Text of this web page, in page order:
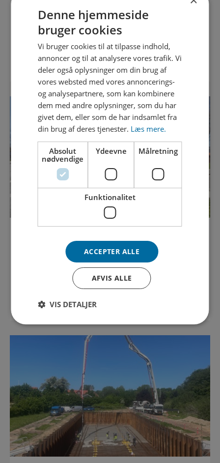
Grethe er tæt på målet som teknisk designer, og hun
har netop fået en forsmag på svendeprøven
Læs nyhed
Kunderne vender tommelfingeren opad til Vejle
Denne hjemmeside
bruger cookies
Vi bruger cookies til at tilpasse indhold,
annoncer og til at analysere vores trafik. Vi
deler også oplysninger om din brug af
vores websted med vores annoncerings-
og analysepartnere, som kan kombinere
dem med andre oplysninger, som du har
givet dem, eller som de har indsamlet fra
din brug af deres tjenester. Læs mere.
Absolut
nødvendige
Ydeevne Målretning
Funktionalitet
ACCEPTER ALLE
AFVIS ALLE
VIS DETALJER